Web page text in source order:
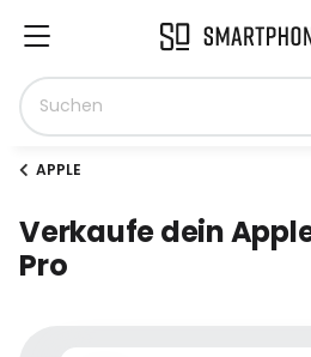
APPLE
Verkaufe dein
Pro